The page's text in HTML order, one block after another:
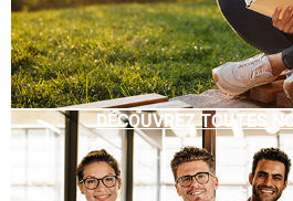
DÉCOUVREZ TOUTES